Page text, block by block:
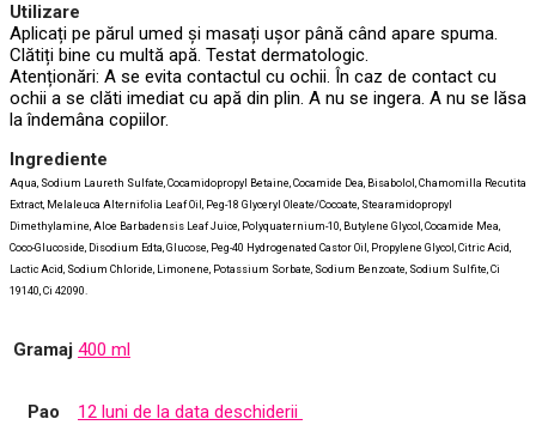
Utilizare
Aplicați pe părul umed și masați ușor până când apare spuma.
Clătiți bine cu multă apă. Testat dermatologic.
Atenționări: A se evita contactul cu ochii. În caz de contact cu
ochii a se clăti imediat cu apă din plin. A nu se ingera. A nu se lăsa
la îndemâna copiilor.
Ingrediente
Aqua, Sodium Laureth Sulfate, Cocamidopropyl Betaine, Cocamide Dea, Bisabolol, Chamomilla Recutita
Extract, Melaleuca Alternifolia Leaf Oil, Peg-18 Glyceryl Oleate/Cocoate, Stearamidopropyl
Dimethylamine, Aloe Barbadensis Leaf Juice, Polyquaternium-10, Butylene Glycol, Cocamide Mea,
Coco-Glucoside, Disodium Edta, Glucose, Peg-40 Hydrogenated Castor Oil, Propylene Glycol, Citric Acid,
Lactic Acid, Sodium Chloride, Limonene, Potassium Sorbate, Sodium Benzoate, Sodium Sulfite, Ci
19140, Ci 42090.
Gramaj 400 ml
Pao 12 luni de la data deschiderii